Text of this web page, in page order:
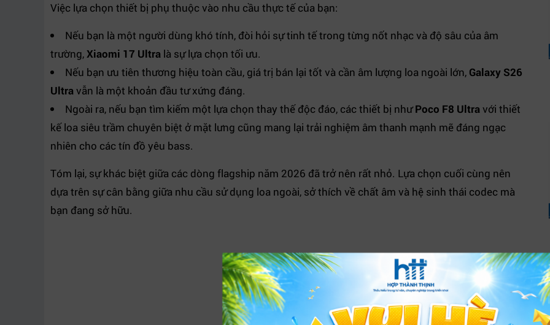
Việc lựa chọn thiết bị phụ thuộc vào nhu cầu thực tế của bạn:
Nếu bạn là một người dùng khó tính, đòi hỏi sự tinh tế trong từng nốt nhạc và độ sâu của âm
trường,Xiaomi 17 Ultra là sự lựa chọn tối ưu.
Nếu bạn ưu tiên thương hiệu toàn cầu, giá trị bán lại tốt và cần âm lượng loa ngoài lớn, Galaxy S26
Ultravẫn là một khoản đầu tư xứng đáng.
Ngoài ra, nếu bạn tìm kiếm một lựa chọn thay thế độc đáo, các thiết bị nhưPoco F8 Ultravới thiết
kế loa siêu trầm chuyên biệt ở mặt lưng cũng mang lại trải nghiệm âm thanh mạnh mẽ đáng ngạc
nhiên cho các tín đồ yêu bass.
Tóm lại, sự khác biệt giữa các dòng flagship năm 2026 đã trở nên rất nhỏ. Lựa chọn cuối cùng nên
dựa trên sự cân bằng giữa nhu cầu sử dụng loa ngoài, sở thích về chất âm và hệ sinh thái codec mà
bạn đang sở hữu.